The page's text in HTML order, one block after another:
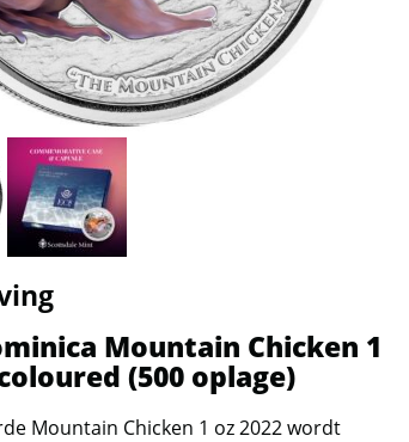
Mountain Chicken 1
(500 oplage)
Mountain Chicken 1 oz 2022 wordt